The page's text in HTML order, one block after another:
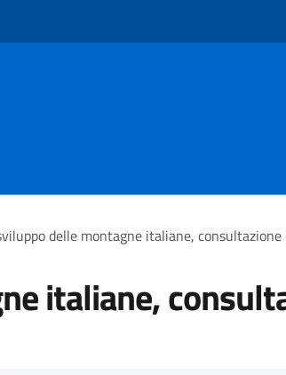
delle montagne italiane,
italiane,